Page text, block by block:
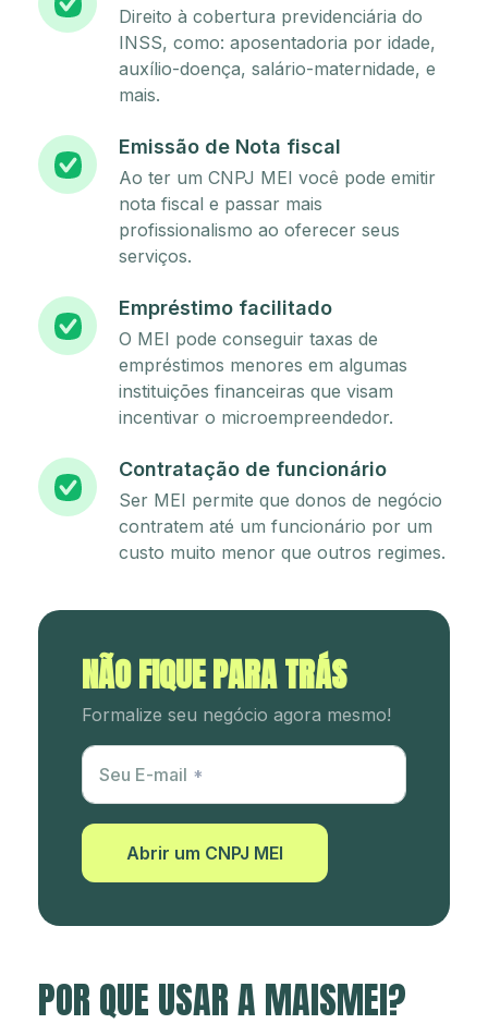
Direito à cobertura previdenciária do
INSS, como: aposentadoria por idade,
auxílio-doença, salário-maternidade, e
mais.
Emissão de Nota fiscal
Ao ter um CNPJ MEI você pode emitir
nota fiscal e passar mais
profissionalismo ao oferecer seus
serviços.
Empréstimo facilitado
O MEI pode conseguir taxas de
empréstimos menores em algumas
instituições financeiras que visam
incentivar o microempreendedor.
Contratação de funcionário
Ser MEI permite que donos de negócio
contratem até um funcionário por um
custo muito menor que outros regimes.
NÃO FIQUE PARA TRÁS
Formalize seu negócio agora mesmo!
Utm Content
Seu E-mail
Abrir um CNPJ MEI
POR QUE USAR A MAISMEI?